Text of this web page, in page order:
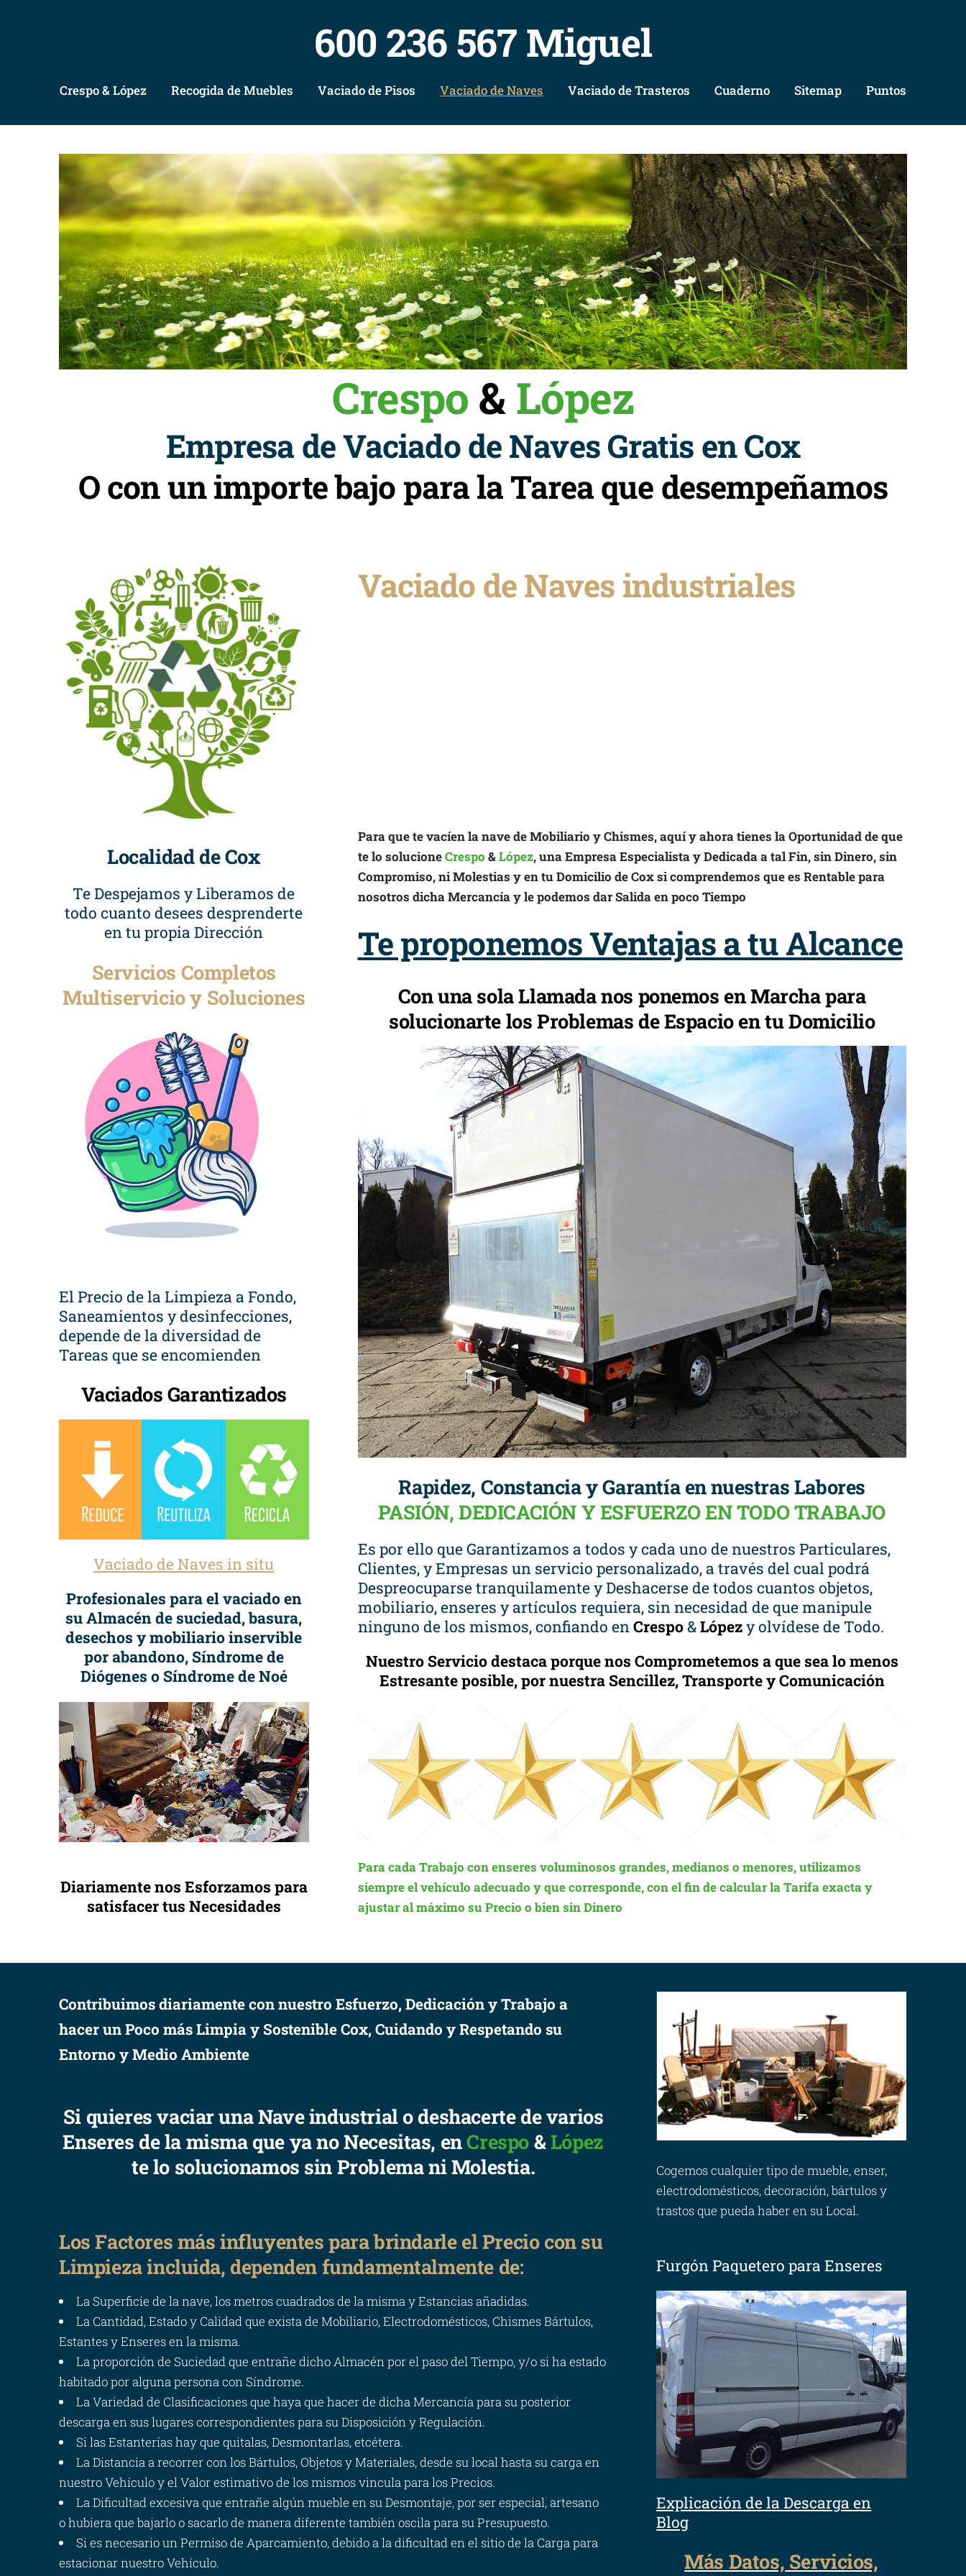
600 236 567 Miguel
Crespo & López Recogida de Muebles Vaciado de Pisos Vaciado de Naves Vaciado de Trasteros Cuaderno Sitemap Puntos
Crespo & López
Empresa de Vaciado de Naves Gratis en Cox
O con un importe bajo para la Tarea que desempeñamos
Localidad de Cox
Te Despejamos y Liberamos de
todo cuanto desees desprenderte
en tu propia Dirección
Servicios Completos
Multiservicio y Soluciones
El Precio de la Limpieza a Fondo,
Saneamientos y desinfecciones,
depende de la diversidad de
Tareas que se encomienden
Vaciados Garantizados
Vaciado de Naves in situ
Profesionales para el vaciado en
su Almacén de suciedad, basura,
desechos y mobiliario inservible
por abandono, Síndrome de
Diógenes o Síndrome de Noé
Diariamente nos Esforzamos para
satisfacer tus Necesidades
Vaciado de Naves industriales
Para que te vacíen la nave de Mobiliario y Chismes, aquí y ahora tienes la Oportunidad de que
te lo solucioneCrespo &López, una Empresa Especialista y Dedicada a tal Fin, sin Dinero, sin
Compromiso, ni Molestias y en tu Domicilio de Cox si comprendemos que es Rentable para
nosotros dicha Mercancía y le podemos dar Salida en poco Tiempo
Te proponemos Ventajas a tu Alcance
Con una sola Llamada nos ponemos en Marcha para
solucionarte los Problemas de Espacio en tu Domicilio
Rapidez, Constancia y Garantía en nuestras Labores
PASIÓN, DEDICACIÓN Y ESFUERZO EN TODO TRABAJO
Es por ello que Garantizamos a todos y cada uno de nuestros Particulares,
Clientes, y Empresas un servicio personalizado, a través del cual podrá
Despreocuparse tranquilamente y Deshacerse de todos cuantos objetos,
mobiliario, enseres y artículos requiera, sin necesidad de que manipule
ninguno de los mismos, confiando enCrespo&Lópezy olvídese de Todo.
Nuestro Servicio destaca porque nos Comprometemos a que sea lo menos
Estresante posible, por nuestra Sencillez, Transporte y Comunicación
Para cada Trabajo con enseres voluminosos grandes, medianos o menores, utilizamos
siempre el vehículo adecuado y que corresponde, con el fin de calcular la Tarifa exacta y
ajustar al máximo su Precio o bien sin Dinero
Contribuimos diariamente con nuestro Esfuerzo, Dedicación y Trabajo a
hacer un Poco más Limpia y Sostenible Cox, Cuidando y Respetando su
Entorno y Medio Ambiente
Si quieres vaciar una Nave industrial o deshacerte de varios
Enseres de la misma que ya no Necesitas, enCrespo&López
te lo solucionamos sin Problema ni Molestia.
Los Factores más influyentes para brindarle el Precio con su
Limpieza incluida, dependen fundamentalmente de:
La Superficie de la nave, los metros cuadrados de la misma y Estancias añadidas.
La Cantidad, Estado y Calidad que exista de Mobiliario, Electrodomésticos, Chismes Bártulos,
Estantes y Enseres en la misma.
La proporción de Suciedad que entrañe dicho Almacén por el paso del Tiempo, y/o si ha estado
habitado por alguna persona con Síndrome.
La Variedad de Clasificaciones que haya que hacer de dicha Mercancía para su posterior
descarga en sus lugares correspondientes para su Disposición y Regulación.
Si las Estanterías hay que quitalas, Desmontarlas, etcétera.
La Distancia a recorrer con los Bártulos, Objetos y Materiales, desde su local hasta su carga en
nuestro Vehículo y el Valor estimativo de los mismos vincula para los Precios.
La Dificultad excesiva que entrañe algún mueble en su Desmontaje, por ser especial, artesano
o hubiera que bajarlo o sacarlo de manera diferente también oscila para su Presupuesto.
Si es necesario un Permiso de Aparcamiento, debido a la dificultad en el sitio de la Carga para
estacionar nuestro Vehículo.
Cogemos cualquier tipo de mueble, enser,
electrodomésticos, decoración, bártulos y
trastos que pueda haber en su Local.
Furgón Paquetero para Enseres
Explicación de la Descarga en
Blog
Más Datos, Servicios,